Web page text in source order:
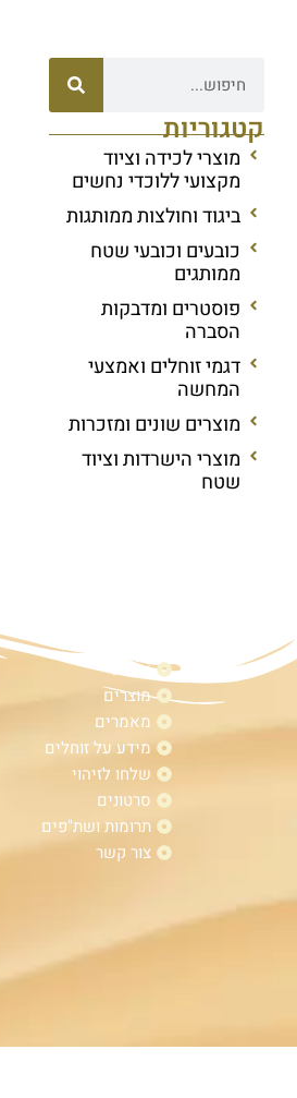
קטגוריות
מוצרי לכידה וציוד
מקצועי ללוכדי נחשים
ביגוד וחולצות ממותגות
כובעים וכובעי שטח
ממותגים
פוסטרים ומדבקות
הסברה
דגמי זוחלים ואמצעי
המחשה
מוצרים שונים ומזכרות
מוצרי הישרדות וציוד
שטח
אודות
מוצרים
מאמרים
מידע על זוחלים
שלחו לזיהוי
סרטונים
תרומות ושת"פים
צור קשר